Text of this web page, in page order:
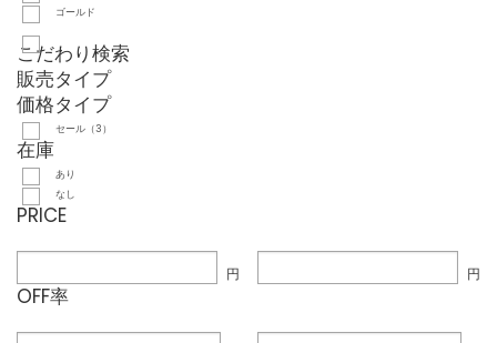
ゴールド
こだわり検索
販売タイプ
価格タイプ
セール（3）
在庫
あり
なし
PRICE
円 円
OFF率